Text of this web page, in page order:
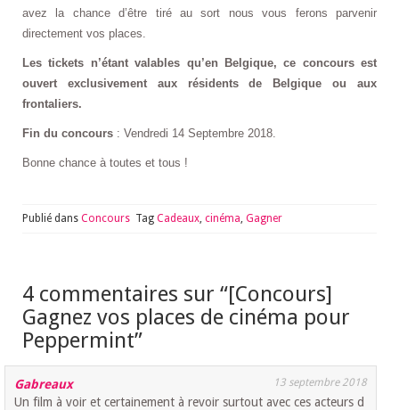
avez la chance d’être tiré au sort nous vous ferons parvenir
directement vos places.
Les tickets n’étant valables qu’en Belgique, ce concours est
ouvert exclusivement aux résidents de Belgique ou aux
frontaliers.
Fin du concours : Vendredi 14 Septembre 2018.
Bonne chance à toutes et tous !
Publié dans Concours Tag Cadeaux, cinéma, Gagner
4 commentaires sur “[Concours]
Gagnez vos places de cinéma pour
Peppermint”
Gabreaux 13 septembre 2018
Un film à voir et certainement à revoir surtout avec ces acteurs d